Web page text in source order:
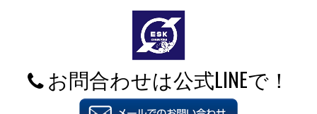
お問合わせは公式LINEで！